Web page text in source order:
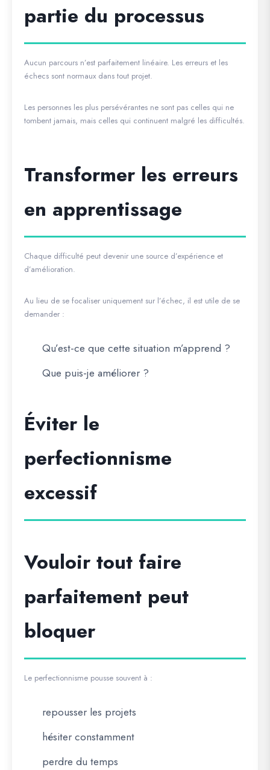
partie du processus
Aucun parcours n’est parfaitement linéaire. Les erreurs et les
échecs sont normaux dans tout projet.
Les personnes les plus persévérantes ne sont pas celles qui ne
tombent jamais, mais celles qui continuent malgré les difficultés.
Transformer les erreurs
en apprentissage
Chaque difficulté peut devenir une source d’expérience et
d’amélioration.
Au lieu de se focaliser uniquement sur l’échec, il est utile de se
demander :
Qu’est-ce que cette situation m’apprend ?
Que puis-je améliorer ?
Éviter le
perfectionnisme
excessif
Vouloir tout faire
parfaitement peut
bloquer
Le perfectionnisme pousse souvent à :
repousser les projets
hésiter constamment
perdre du temps